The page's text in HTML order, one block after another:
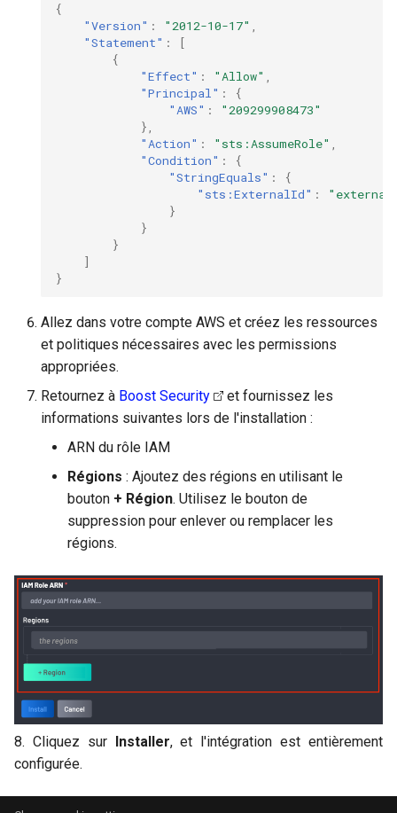
{
"Version" : "2012-10-17" ,
"Statement" :
[
{
"Effect" : "Allow" ,
"Principal" :
{
"AWS" :
"209299908473"
},
"Action" : "sts:AssumeRole" ,
"Condition" :
{
"StringEquals" :
{
"sts:ExternalId" :
}
}
}
]
}
Allez dans votre compte AWS et créez les ressources
et politiques nécessaires avec les permissions
appropriées.
Retournez à Boost Security
et fournissez les
informations suivantes lors de l'installation :
ARN du rôle IAM
Régions : Ajoutez des régions en utilisant le
bouton + Région. Utilisez le bouton de
suppression pour enlever ou remplacer les
régions.
8. Cliquez sur Installer, et l'intégration est entièrement
configurée.